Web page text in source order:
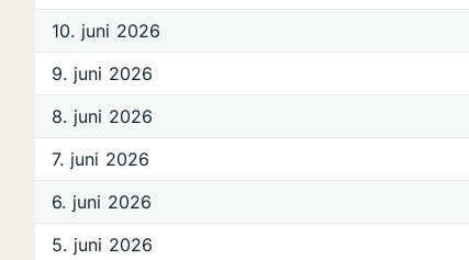
10. juni 2026
9. juni 2026
8. juni 2026
7. juni 2026
6. juni 2026
5. juni 2026